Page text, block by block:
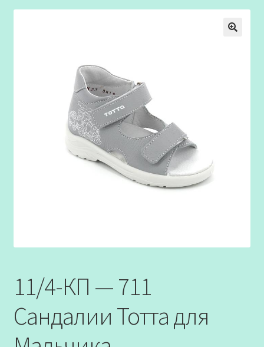
меню
Личный кабинет
11/4-КП — 711
Сандалии Тотта для